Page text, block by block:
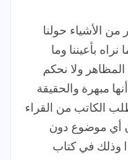
من الأشياء حولنا
بأعيننا وما
المظاهر ولا نحكم
مبهرة والحقيقة
الكاتب من القراء
أي موضوع دون
وذلك في كتاب